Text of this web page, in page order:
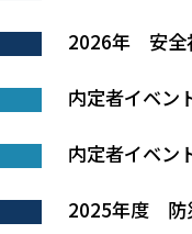
2026年 安全
内定者イベ
内定者イベ
2025年度 防